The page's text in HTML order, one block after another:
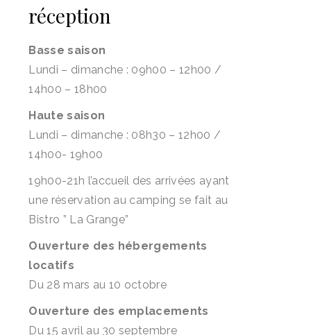
réception
Basse saison
Lundi – dimanche : 09h00 – 12h00 /
14h00 – 18h00
Haute saison
Lundi – dimanche : 08h30 – 12h00 /
14h00- 19h00
19h00-21h l’accueil des arrivées ayant
une réservation au camping se fait au
Bistro ” La Grange”
Ouverture des hébergements
locatifs
Du 28 mars au 10 octobre
Ouverture des emplacements
Du 15 avril au 30 septembre